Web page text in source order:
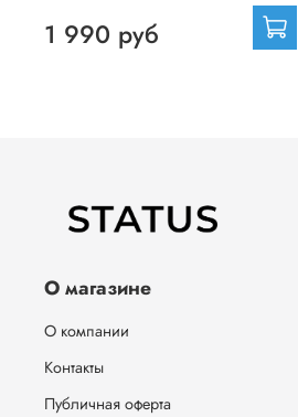
1 990 руб
О магазине
О компании
Контакты
Публичная оферта